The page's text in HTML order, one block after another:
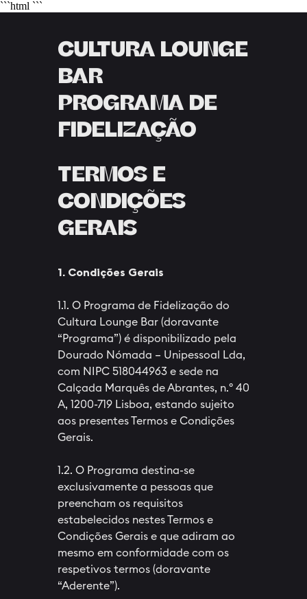
```html ```
TERMOS E
CONDIÇÕES
GERAIS
CULTURA LOUNGE
BAR
PROGRAMA DE
FIDELIZAÇÃO
1. Condições Gerais
1.1. O Programa de Fidelização do
Cultura Lounge Bar (doravante
“Programa”) é disponibilizado pela
Dourado Nómada – Unipessoal Lda,
com NIPC 518044963 e sede na
Calçada Marquês de Abrantes, n.º 40
A, 1200-719 Lisboa, estando sujeito
aos presentes Termos e Condições
Gerais.
1.2. O Programa destina-se
exclusivamente a pessoas que
preencham os requisitos
estabelecidos nestes Termos e
Condições Gerais e que adiram ao
mesmo em conformidade com os
respetivos termos (doravante
“Aderente”).